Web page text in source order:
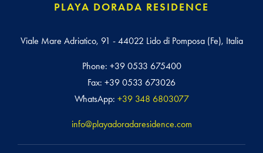
PLAYA DORADA RESIDENCE
Viale Mare Adriatico, 91 - 44022 Lido di Pomposa (Fe), Italia
Phone: +39 0533 675400
Fax: +39 0533 673026
WhatsApp: +39 348 6803077
info@playadoradaresidence.com